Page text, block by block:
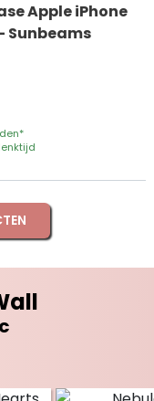
Apple iPhone
Sunbeams